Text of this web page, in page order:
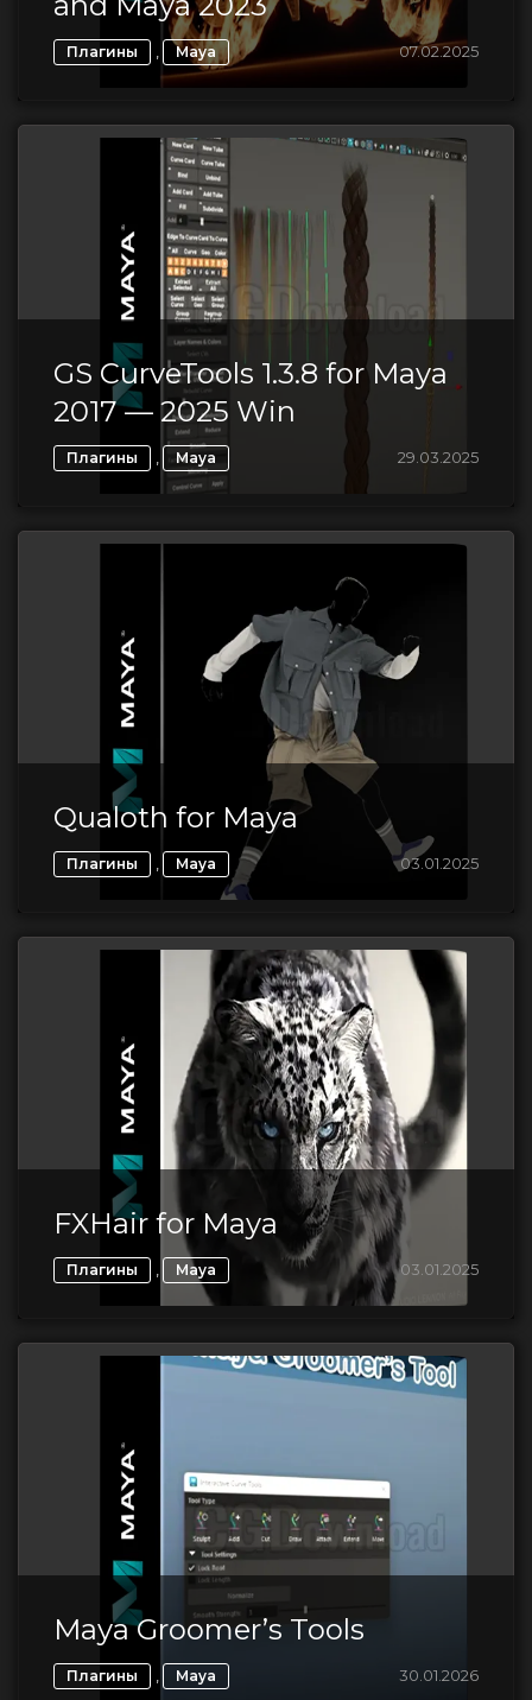
Плагины , Maya 07.02.2025
GS CurveTools 1.3.8 for Maya
2017 — 2025 Win
Плагины , Maya 29.03.2025
Qualoth for Maya
Плагины , Maya 03.01.2025
FXHair for Maya
Плагины , Maya 03.01.2025
Maya Groomer’s Tools
Плагины , Maya 30.01.2026